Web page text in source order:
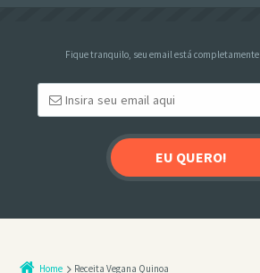
Fique tranquilo, seu email está completamente
Home Receita Vegana Quinoa